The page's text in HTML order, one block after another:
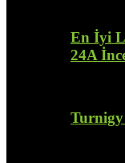
En İyi
24A
Turnigy